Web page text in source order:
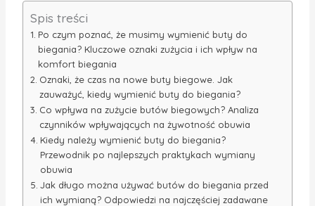
Spis treści
Po czym poznać, że musimy wymienić buty do
biegania? Kluczowe oznaki zużycia i ich wpływ na
komfort biegania
Oznaki, że czas na nowe buty biegowe. Jak
zauważyć, kiedy wymienić buty do biegania?
Co wpływa na zużycie butów biegowych? Analiza
czynników wpływających na żywotność obuwia
Kiedy należy wymienić buty do biegania?
Przewodnik po najlepszych praktykach wymiany
obuwia
Jak długo można używać butów do biegania przed
ich wymianą? Odpowiedzi na najczęściej zadawane